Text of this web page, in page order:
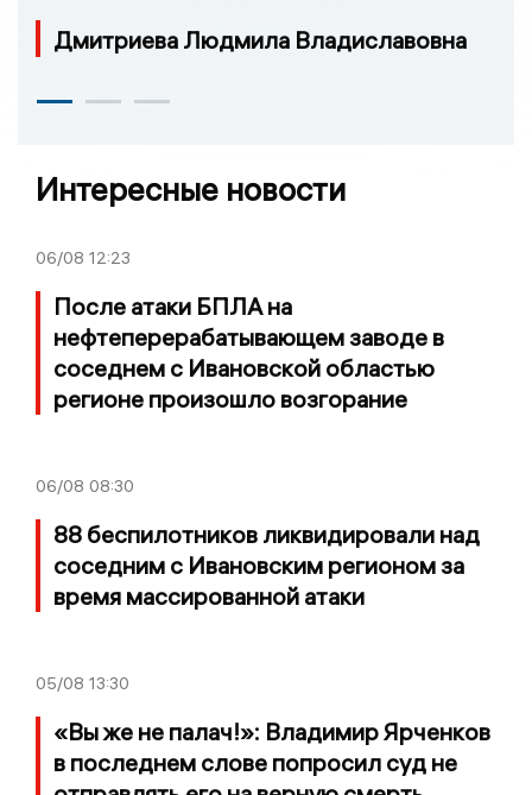
Дмитриева Людмила Владиславовна
Интересные новости
06/08 12:23
После атаки БПЛА на
нефтеперерабатывающем заводе в
соседнем с Ивановской областью
регионе произошло возгорание
06/08 08:30
88 беспилотников ликвидировали над
соседним с Ивановским регионом за
время массированной атаки
05/08 13:30
«Вы же не палач!»: Владимир Ярченков
в последнем слове попросил суд не